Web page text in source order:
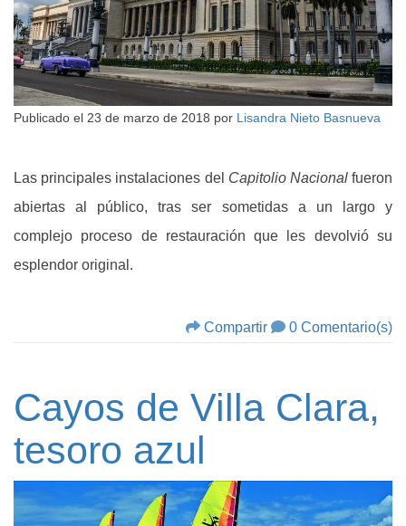
Publicado el 23 de marzo de 2018 por Lisandra Nieto Basnueva
Las principales instalaciones del Capitolio Nacionalfueron
abiertas al público, tras ser sometidas a un largo y
complejo proceso de restauración que les devolvió su
esplendor original.
Compartir 0 Comentario(s)
Cayos de Villa Clara,
tesoro azul